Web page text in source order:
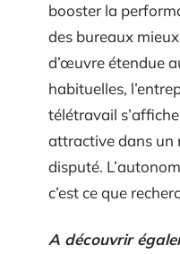
booster la
des bureaux
d’œuvre étendue
habituelles,
télétravail
attractive dans un
disputé.
c’est ce que
A découvrir